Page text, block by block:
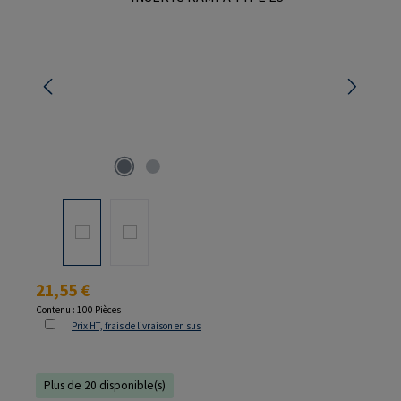
Prix régulier :
21,55 €
Contenu : 100 Pièces
Prix HT, frais de livraison en sus
Plus de 20 disponible(s)